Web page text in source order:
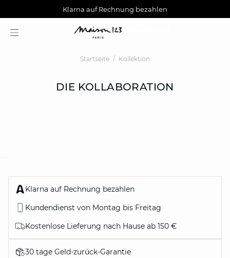
Kostenlose Lieferung nach Hause ab 150 €
AGUA : Entdecken Sie unsere neue Kollektion
Klarna auf Rechnung bezahlen
Startseite Kollektion
DIE KOLLABORATION
Klarna auf Rechnung bezahlen
Kundendienst von Montag bis Freitag
Kostenlose Lieferung nach Hause ab 150 €
30 tage Geld-zurück-Garantie